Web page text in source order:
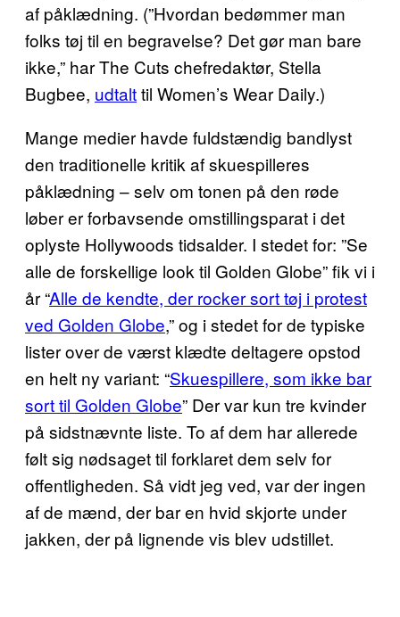
af påklædning. (”Hvordan bedømmer man
folks tøj til en begravelse? Det gør man bare
ikke,” har The Cuts chefredaktør, Stella
Bugbee, udtalttil Women’s Wear Daily.)
Mange medier havde fuldstændig bandlyst
den traditionelle kritik af skuespilleres
påklædning – selv om tonen på den røde
løber er forbavsende omstillingsparat i det
oplyste Hollywoods tidsalder. I stedet for: ”Se
alle de forskellige look til Golden Globe” fik vi i
år “Alle de kendte, der rocker sort tøj i protest
ved Golden Globe,” og i stedet for de typiske
lister over de værst klædte deltagere opstod
en helt ny variant: “Skuespillere, som ikke bar
sort til Golden Globe” Der var kun tre kvinder
på sidstnævnte liste. To af dem har allerede
følt sig nødsaget til forklaret dem selv for
offentligheden. Så vidt jeg ved, var der ingen
af de mænd, der bar en hvid skjorte under
jakken, der på lignende vis blev udstillet.